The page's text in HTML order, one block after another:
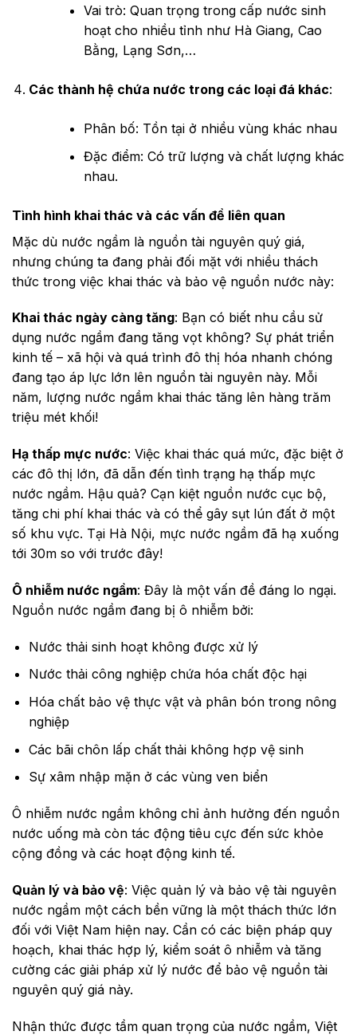
Vai trò: Quan trọng trong cấp nước sinh
hoạt cho nhiều tỉnh như Hà Giang, Cao
Bằng, Lạng Sơn,…
Các thành hệ chứa nước trong các loại đá khác:
Phân bố: Tồn tại ở nhiều vùng khác nhau
Đặc điểm: Có trữ lượng và chất lượng khác
nhau.
Tình hình khai thác và các vấn đề liên quan
Mặc dù nước ngầm là nguồn tài nguyên quý giá,
nhưng chúng ta đang phải đối mặt với nhiều thách
thức trong việc khai thác và bảo vệ nguồn nước này:
Khai thác ngày càng tăng: Bạn có biết nhu cầu sử
dụng nước ngầm đang tăng vọt không? Sự phát triển
kinh tế – xã hội và quá trình đô thị hóa nhanh chóng
đang tạo áp lực lớn lên nguồn tài nguyên này. Mỗi
năm, lượng nước ngầm khai thác tăng lên hàng trăm
triệu mét khối!
Hạ thấp mực nước: Việc khai thác quá mức, đặc biệt ở
các đô thị lớn, đã dẫn đến tình trạng hạ thấp mực
nước ngầm. Hậu quả? Cạn kiệt nguồn nước cục bộ,
tăng chi phí khai thác và có thể gây sụt lún đất ở một
số khu vực. Tại Hà Nội, mực nước ngầm đã hạ xuống
tới 30m so với trước đây!
Ô nhiễm nước ngầm: Đây là một vấn đề đáng lo ngại.
Nguồn nước ngầm đang bị ô nhiễm bởi:
Nước thải sinh hoạt không được xử lý
Nước thải công nghiệp chứa hóa chất độc hại
Hóa chất bảo vệ thực vật và phân bón trong nông
nghiệp
Các bãi chôn lấp chất thải không hợp vệ sinh
Sự xâm nhập mặn ở các vùng ven biển
Ô nhiễm nước ngầm không chỉ ảnh hưởng đến nguồn
nước uống mà còn tác động tiêu cực đến sức khỏe
cộng đồng và các hoạt động kinh tế.
Quản lý và bảo vệ: Việc quản lý và bảo vệ tài nguyên
nước ngầm một cách bền vững là một thách thức lớn
đối với Việt Nam hiện nay. Cần có các biện pháp quy
hoạch, khai thác hợp lý, kiểm soát ô nhiễm và tăng
cường các giải pháp xử lý nước để bảo vệ nguồn tài
nguyên quý giá này.
Nhận thức được tầm quan trọng của nước ngầm, Việt